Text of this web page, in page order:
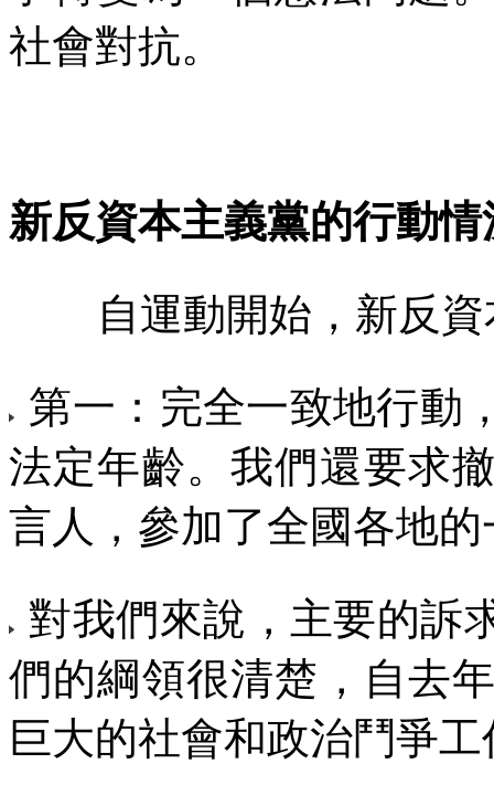
社會對抗。
新反資本主義黨的行動情
自運動開始，新反
第一：完全一致地行動
法定年齡。我們還要求
言人，參加了全國各地
對我們來說，主要的訴
們的綱領很清楚，自去
巨大的社會和政治鬥爭工